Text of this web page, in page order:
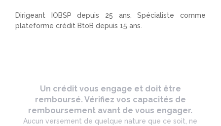
Dirigeant IOBSP depuis 25 ans, Spécialiste comme
plateforme crédit BtoB depuis 15 ans.
Un crédit vous engage et doit être
remboursé. Vérifiez vos capacités de
remboursement avant de vous engager.
Aucun versement de quelque nature que ce soit, ne